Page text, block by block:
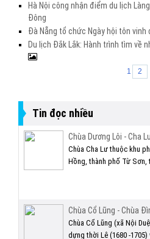
Hà Nội công nhận điểm du lịch
Đông
Đà Nẵng tổ chức Ngày hội tôn vinh
Du lịch Đắk Lắk: Hành trình tìm về
1 2
Tin đọc nhiều
Chùa Dương Lôi - Cha
Chùa Cha Lư thuộc khu
Hồng, thành phố Từ Sơn,
Chùa Cổ Lũng - Chùa
Chùa Cổ Lũng (xã Nội
dựng thời Lê (1680 -1705)